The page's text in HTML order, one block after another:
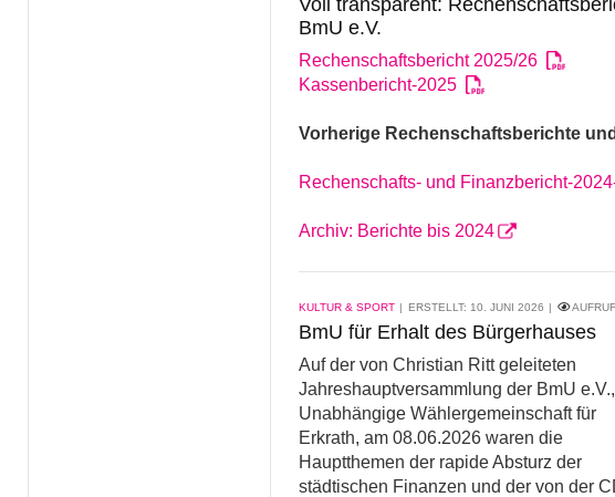
BmU e.V.
Rechenschaftsbericht 2025/26
Kassenbericht-2025
Vorherige Rechenschaftsberichte
Rechenschafts- und Finanzbericht-
Archiv: Berichte bis 2024
KULTUR & SPORT ERSTELLT: 10. JUNI 2026
BmU für Erhalt des Bürgerhauses
Auf der von Christian Ritt geleiteten
Jahreshauptversammlung der BmU e.V.,
Unabhängige Wählergemeinschaft für
Erkrath, am 08.06.2026 waren die
Hauptthemen der rapide Absturz der
städtischen Finanzen und der von der